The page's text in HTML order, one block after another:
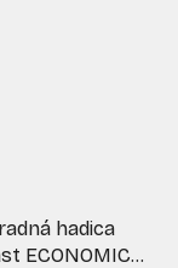
hadica
ECONOMIC